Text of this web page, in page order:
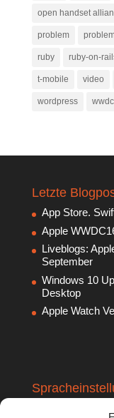
open handset
problem
ruby ruby-on-
t-mobile video
wordpress wwdc
Letzte
App Store.
Apple
Liveblogs:
September
Windows 10
Desktop
Apple Watch